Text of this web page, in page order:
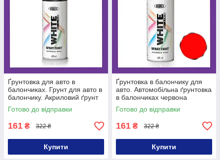
Ґрунтовка для авто в
балончиках. Грунт для авто в
балончику. Акриловий ґрунт
для авто в балончиках
чорний
Готово до відправки
161 ₴ 322 ₴
Купити
Ґрунтовка в балончику для
авто. Автомобільна ґрунтовка
в балончиках червона
Готово до відправки
161 ₴ 322 ₴
Купити